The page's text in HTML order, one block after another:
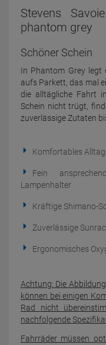
Stevens
phantom grey
Schöner Schein
In Phantom Grey legt
aufs Parkett, das mal
die alltägliche Fahrt
Schein nicht trügt,
zuverlässige Zutaten
Komfortables
Fein
Lampenhalter
Kräftige Shimano-
Zuverlässige
Ergonomisches
Achtung: Die
können bei einigen
Rad nicht
nachfolgende
Fahrräder müssen